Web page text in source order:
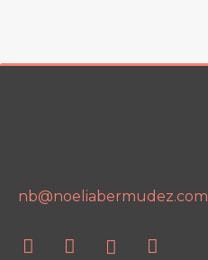
nb@noeliabermudez.com